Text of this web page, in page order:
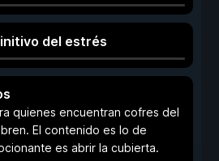
del estrés
quienes encuentran cofres del
El contenido es lo de
es abrir la cubierta.